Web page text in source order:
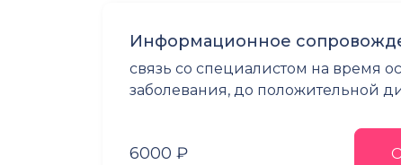
Информационное
связь со специалистом на время
заболевания, до положительной
6000 ₽